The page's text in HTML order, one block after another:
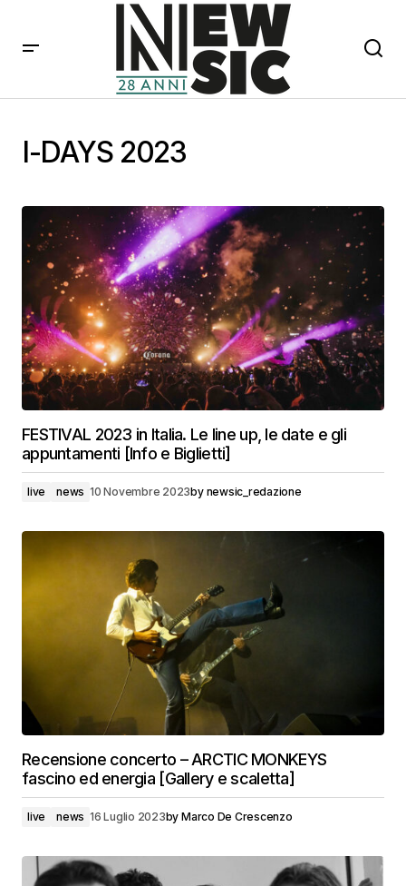
I-DAYS 2023
FESTIVAL 2023 in Italia. Le line up, le date e gli
appuntamenti [Info e Biglietti]
live news 10 Novembre 2023by newsic_redazione
Recensione concerto – ARCTIC MONKEYS
fascino ed energia [Gallery e scaletta]
live news 16 Luglio 2023by Marco De Crescenzo